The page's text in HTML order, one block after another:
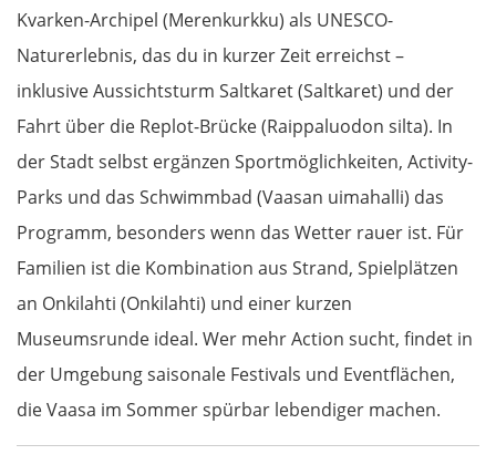
Kvarken-Archipel (Merenkurkku) als UNESCO-
Naturerlebnis, das du in kurzer Zeit erreichst –
inklusive Aussichtsturm Saltkaret (Saltkaret) und der
Fahrt über die Replot-Brücke (Raippaluodon silta). In
der Stadt selbst ergänzen Sportmöglichkeiten, Activity-
Parks und das Schwimmbad (Vaasan uimahalli) das
Programm, besonders wenn das Wetter rauer ist. Für
Familien ist die Kombination aus Strand, Spielplätzen
an Onkilahti (Onkilahti) und einer kurzen
Museumsrunde ideal. Wer mehr Action sucht, findet in
der Umgebung saisonale Festivals und Eventflächen,
die Vaasa im Sommer spürbar lebendiger machen.
Zamora
Tordesillas
Arévalo
Guadarrama
Madrid
Guadalajara
Sacedón
Molina de Aragón